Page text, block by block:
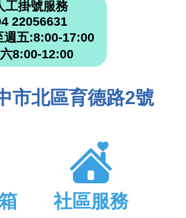
工掛號服務
22056631
週五:8:00-17:00
8:00-12:00
市北區育德路2號
社區服務